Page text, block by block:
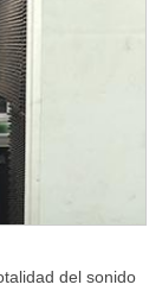
del sonido